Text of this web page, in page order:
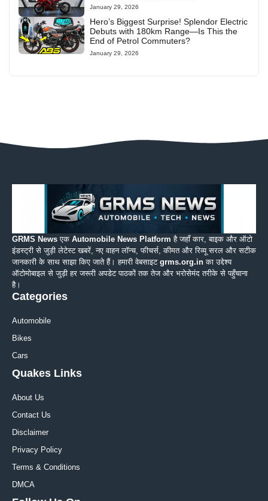
January 29, 2026
Hero’s Biggest Surprise! Splendor Electric
Debuts with 180km Range—Is This the
End of Petrol Commuters?
January 29, 2026
GRMS News एक Automobile News Platform है जहाँ कार, बाइक और ऑटो
इंडस्ट्री से जुड़ी लेटेस्ट खबरें, नए वाहन लॉन्च, फीचर्स, कीमत और रिव्यू सरल और सटीक
जानकारी के साथ साझा किए जाते हैं। हमारी वेबसाइट grms.org.in का उद्देश्य
ऑटोमोबाइल से जुड़ी हर जरूरी अपडेट पाठकों तक तेज और भरोसेमंद तरीके से पहुँचाना
है।
Categories
Automobile
Bikes
Cars
Quakes Links
About Us
Contact Us
Disclaimer
Privacy Policy
Terms & Conditions
DMCA